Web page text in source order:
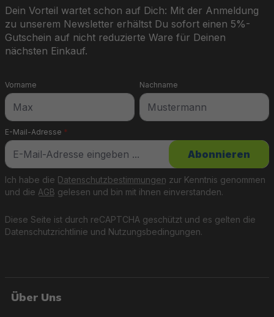
Dein Vorteil wartet schon auf Dich: Mit der Anmeldung
zu unserem Newsletter erhältst Du sofort einen 5%-
Gutschein auf nicht reduzierte Ware für Deinen
nächsten Einkauf.
E-Mail-Adresse *
Vorname Nachname
Diese Seite ist durch reCAPTCHA geschützt und es gelten die
Datenschutzrichtlinie und Nutzungsbedingungen.
Ich habe die Datenschutzbestimmungen zur Kenntnis genommen
und die AGB gelesen und bin mit ihnen einverstanden.
Abonnieren
Über Uns